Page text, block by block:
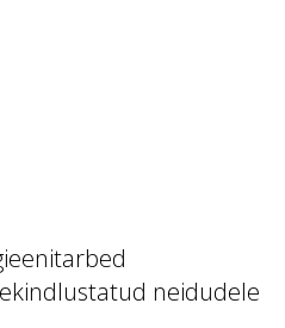
neidudele